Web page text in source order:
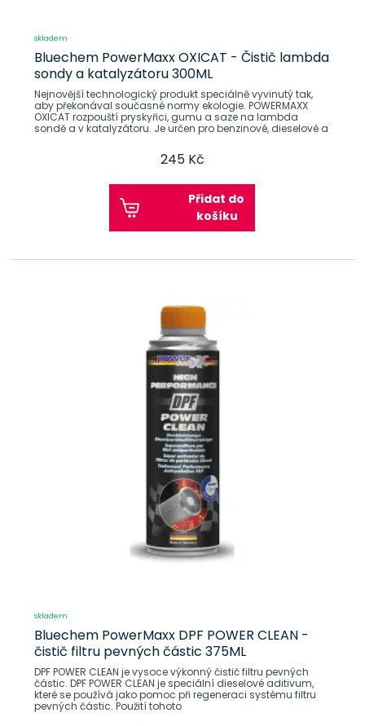
skladem
Bluechem PowerMaxx OXICAT - Čistič lambda
sondy a katalyzátoru 300ML
Nejnovější technologický produkt speciálně vyvinutý tak,
aby překonával současné normy ekologie. POWERMAXX
OXICAT rozpouští pryskyřici, gumu a saze na lambda
sondě a v katalyzátoru. Je určen pro benzinové, dieselové a
245 Kč
Přidat do
košíku
skladem
Bluechem PowerMaxx DPF POWER CLEAN -
čistič filtru pevných částic 375ML
DPF POWER CLEAN je vysoce výkonný čistič filtru pevných
částic. DPF POWER CLEAN je speciální dieselové aditivum,
které se používá jako pomoc při regeneraci systému filtru
pevných částic. Použití tohoto